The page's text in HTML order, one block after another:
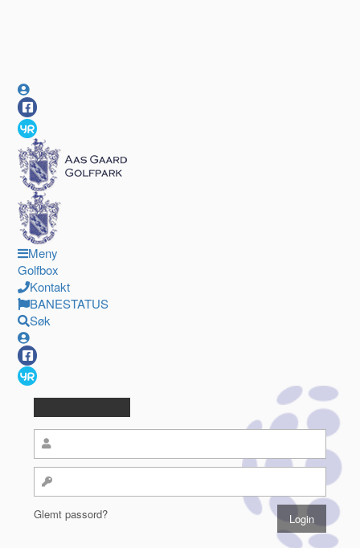
Meny
Golfbox
Kontakt
BANESTATUS
Søk
Glemt passord?